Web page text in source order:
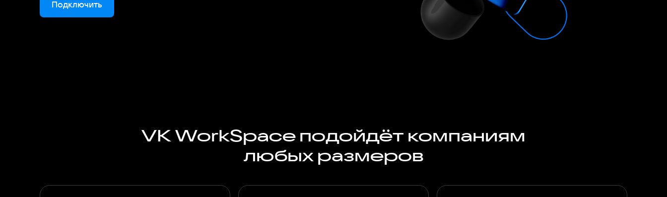
Подключить
VK WorkSpace подойдёт компаниям
любых размеров